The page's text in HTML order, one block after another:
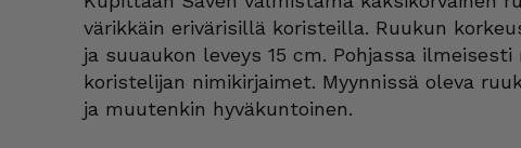
värikkäin erivärisillä koristeilla. Ruukun
ja suuaukon leveys 15 cm. Pohjassa ilmeisesti
koristelijan nimikirjaimet. Myynnissä oleva
ja muutenkin hyväkuntoinen.